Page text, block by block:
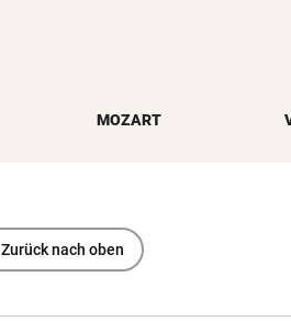
MOZART
Zurück nach oben